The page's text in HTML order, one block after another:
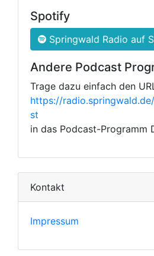
Spotify
Springwald Radio auf
Andere Podcast
Trage dazu einfach den
https://
st
in das Podcast-Programm
Kontakt
Impressum